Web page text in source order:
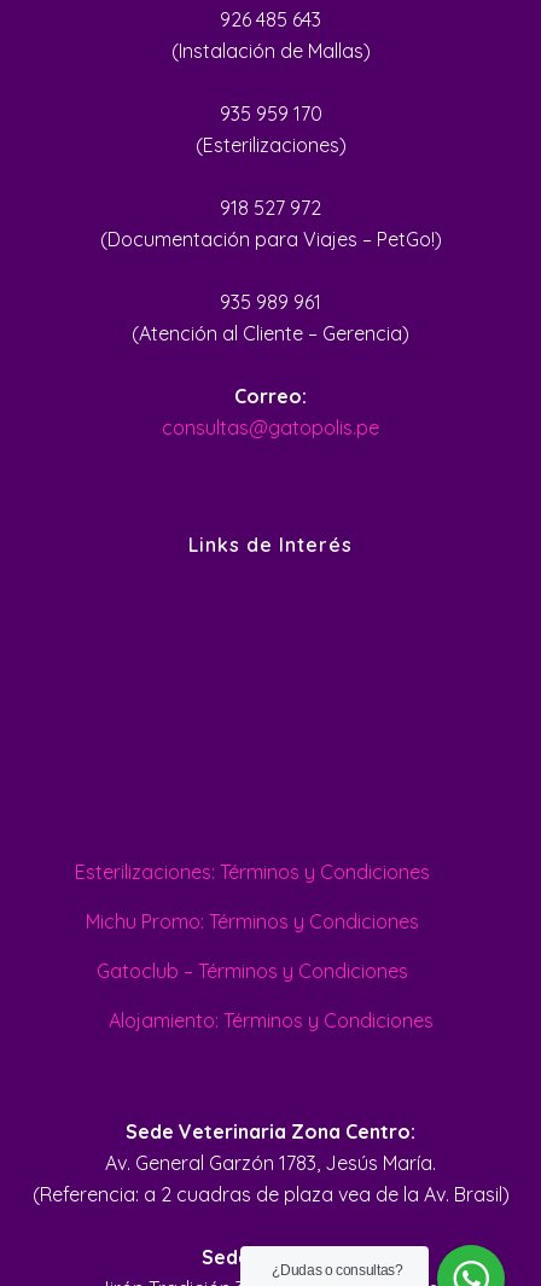
926 485 643
(Instalación de Mallas)
935 959 170
(Esterilizaciones)
918 527 972
(Documentación para Viajes – PetGo!)
935 989 961
(Atención al Cliente – Gerencia)
Correo:
consultas@gatopolis.pe
Links de Interés
Michu Promo: Términos y Condiciones
Gatoclub – Términos y Condiciones
Alojamiento: Términos y Condiciones
(Referencia: a 2 cuadras de plaza vea de la Av. Brasil)
Sede Zona Sur
(Referencia: a 4 cuadras del Parque de la Amistad)
¿Dudas o consultas?